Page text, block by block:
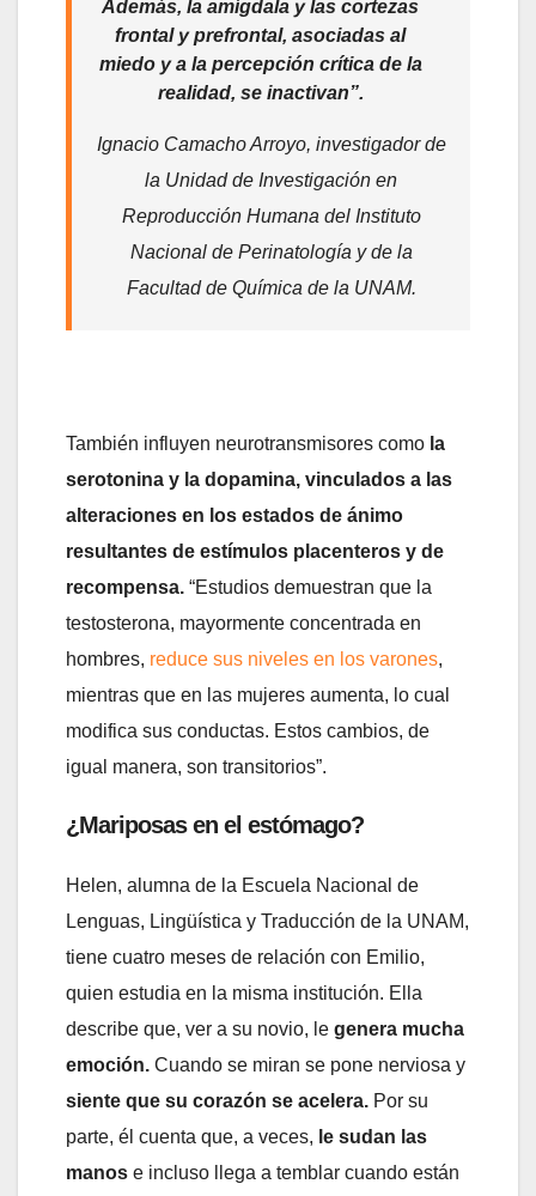
Además, la amígdala y las cortezas
frontal y prefrontal, asociadas al
miedo y a la percepción crítica de la
realidad, se inactivan”.
Ignacio Camacho Arroyo, investigador de
la Unidad de Investigación en
Reproducción Humana del Instituto
Nacional de Perinatología y de la
Facultad de Química de la UNAM.
También influyen neurotransmisores como la
serotonina y la dopamina, vinculados a las
alteraciones en los estados de ánimo
resultantes de estímulos placenteros y de
recompensa. “Estudios demuestran que la
testosterona, mayormente concentrada en
hombres, reduce sus niveles en los varones,
mientras que en las mujeres aumenta, lo cual
modifica sus conductas. Estos cambios, de
igual manera, son transitorios”.
¿Mariposas en el estómago?
Helen, alumna de la Escuela Nacional de
Lenguas, Lingüística y Traducción de la UNAM,
tiene cuatro meses de relación con Emilio,
quien estudia en la misma institución. Ella
describe que, ver a su novio, le genera mucha
emoción. Cuando se miran se pone nerviosa y
siente que su corazón se acelera. Por su
parte, él cuenta que, a veces, le sudan las
manos e incluso llega a temblar cuando están